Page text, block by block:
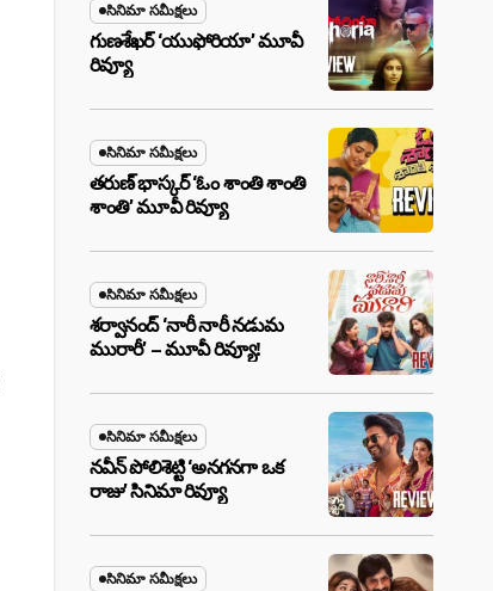
సినిమా సమీక్షలు
గుణశేఖర్ ‘యుఫోరియా’ మూవీ
రివ్యూ
సినిమా సమీక్షలు
తరుణ్ భాస్కర్ ‘ఓం శాంతి శాంతి
శాంతి’ మూవీ రివ్యూ
సినిమా సమీక్షలు
శర్వానంద్ ‘నారీ నారీ నడుమ
మురారీ’ – మూవీ రివ్యూ!
సినిమా సమీక్షలు
నవీన్ పోలిశెట్టి ‘అనగనగా ఒక
రాజు’ సినిమా రివ్యూ
సినిమా సమీక్షలు